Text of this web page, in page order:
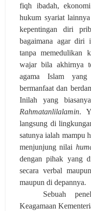
fiqh ibadah,
hukum syariat
kepentingan diri
bagaimana agar diri
tanpa memedulikan
wajar bila akhirnya
agama Islam yang
bermanfaat dan
Inilah yang
Rahmatanlilalamin.
langsung di
satunya ialah mampu
menjunjung nilai
dengan pihak yang
secara verbal
maupun di depannya.
Sebuah
Keagamaan